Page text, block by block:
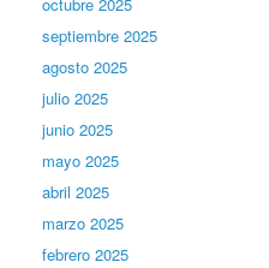
septiembre 2025
agosto 2025
julio 2025
junio 2025
mayo 2025
abril 2025
marzo 2025
febrero 2025